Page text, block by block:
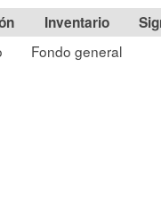
Fondo general